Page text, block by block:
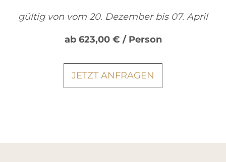
gültig von vom 20. Dezember bis 07. April
ab 623,00 € / Person
JETZT ANFRAGEN